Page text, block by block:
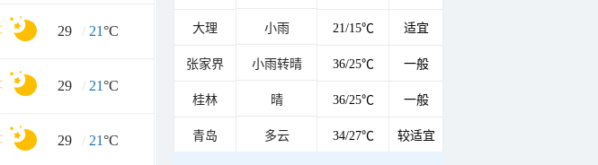
29 / 21°C
29 / 21°C
29 / 21°C
大理 小雨 21/15℃ 适宜
张家界 小雨转晴 36/25℃ 一般
桂林 晴 36/25℃ 一般
青岛 多云 34/27℃ 较适宜